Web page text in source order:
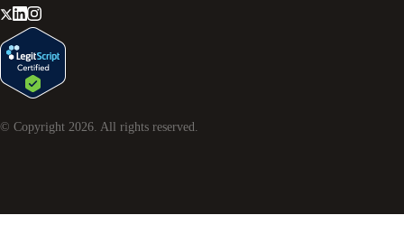
© Copyright 2026. All rights reserved.